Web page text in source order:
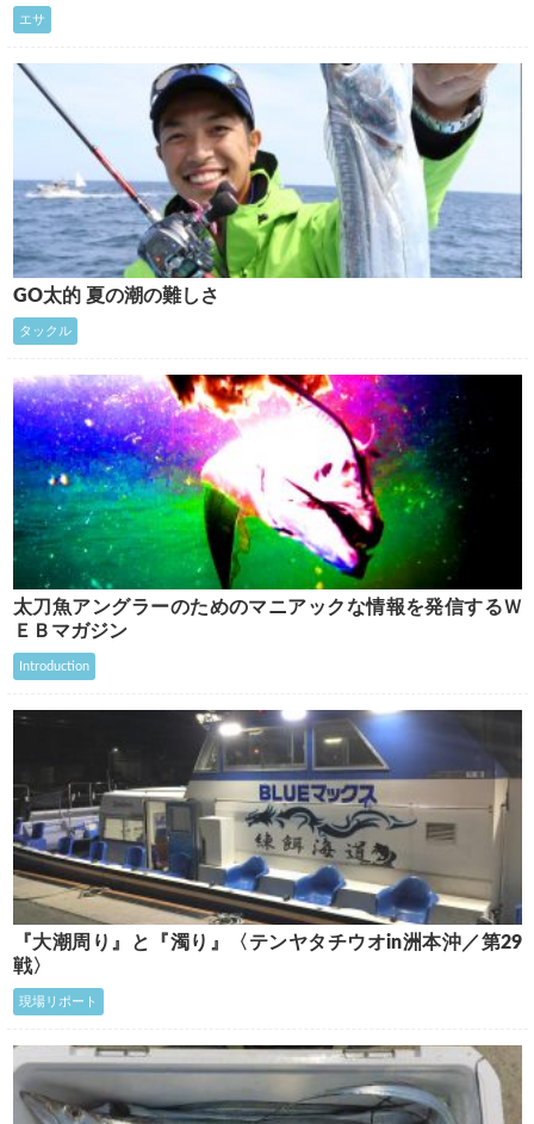
エサ
GO太的 夏の潮の難しさ
タックル
太刀魚アングラーのためのマニアックな情報を発信するＷ
ＥＢマガジン
Introduction
『大潮周り』と『濁り』〈テンヤタチウオin洲本沖／第29
戦〉
現場リポート